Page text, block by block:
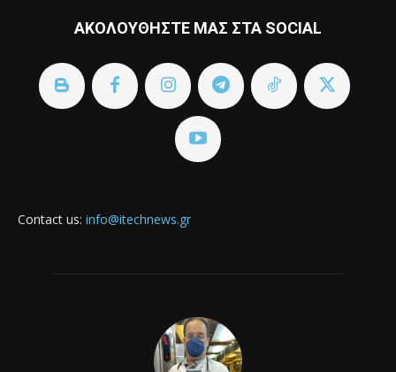
ΑΚΟΛΟΥΘΗΣΤΕ ΜΑΣ ΣΤΑ SOCIAL
Contact us: info@itechnews.gr